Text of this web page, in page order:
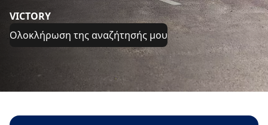
VICTORY
Ολοκλήρωση της αναζήτησής μου